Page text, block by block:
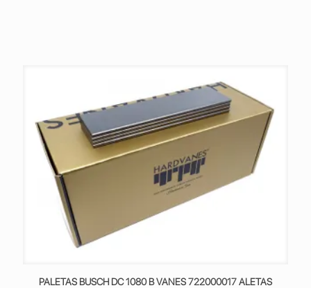
PALETAS BUSCH DC 1080 B VANES 722000017 ALETAS